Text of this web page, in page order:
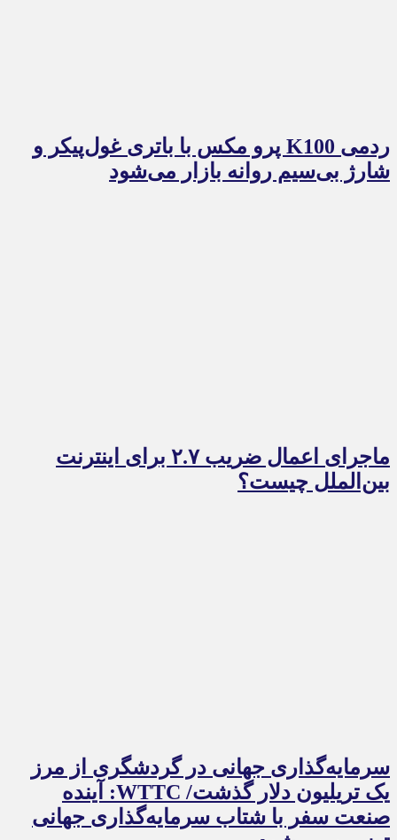
ردمی K100 پرو مکس با باتری غول‌پیکر و
شارژ بی‌سیم روانه بازار می‌شود
ماجرای اعمال ضریب ۲.۷ برای اینترنت
بین‌الملل چیست؟
سرمایه‌گذاری جهانی در گردشگری از مرز
یک تریلیون دلار گذشت/ WTTC: آینده
صنعت سفر با شتاب سرمایه‌گذاری جهانی